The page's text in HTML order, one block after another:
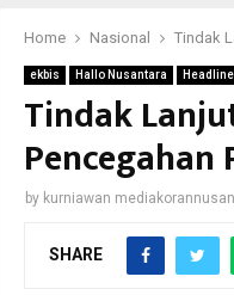
Home Nasional Tindak
ekbis Hallo Nusantara Headline
Tindak
Pencegahan
by kurniawan
SHARE